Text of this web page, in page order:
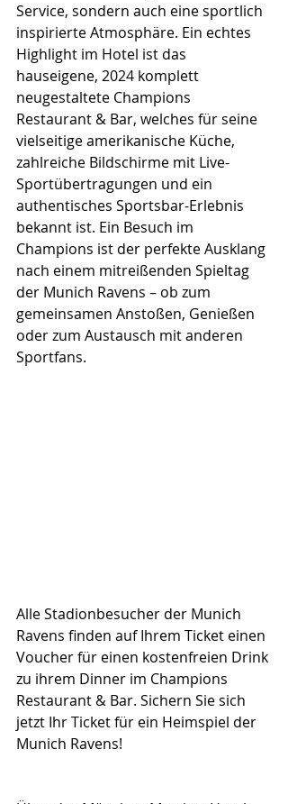
Service, sondern auch eine sportlich
inspirierte Atmosphäre. Ein echtes
Highlight im Hotel ist das
hauseigene, 2024 komplett
neugestaltete Champions
Restaurant & Bar, welches für seine
vielseitige amerikanische Küche,
zahlreiche Bildschirme mit Live-
Sportübertragungen und ein
authentisches Sportsbar-Erlebnis
bekannt ist. Ein Besuch im
Champions ist der perfekte Ausklang
nach einem mitreißenden Spieltag
der Munich Ravens – ob zum
gemeinsamen Anstoßen, Genießen
oder zum Austausch mit anderen
Sportfans.
Alle Stadionbesucher der Munich
Ravens finden auf Ihrem Ticket einen
Voucher für einen kostenfreien Drink
zu ihrem Dinner im Champions
Restaurant & Bar. Sichern Sie sich
jetzt Ihr Ticket für ein Heimspiel der
Munich Ravens!